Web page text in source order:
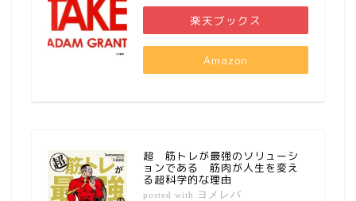
楽天ブックス
Amazon
超 筋トレが最強のソリューシ
ョンである 筋肉が人生を変え
る超科学的な理由
posted with ヨメレバ